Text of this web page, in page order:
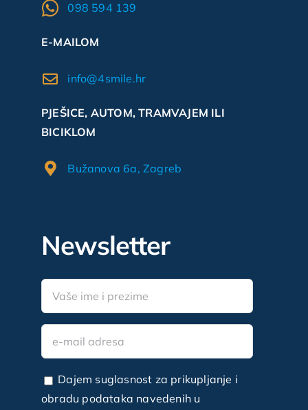
098 594 139
E-MAILOM
info@4smile.hr
PJEŠICE, AUTOM, TRAMVAJEM ILI
BICIKLOM
Bužanova 6a, Zagreb
Newsletter
Dajem suglasnost za prikupljanje i
obradu podataka navedenih u